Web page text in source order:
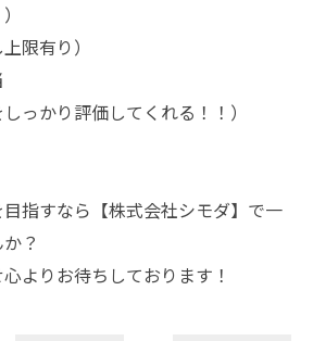
限有り）
っかり評価してくれる！！）
指すなら【株式会社シモダ】で一
？
よりお待ちしております！